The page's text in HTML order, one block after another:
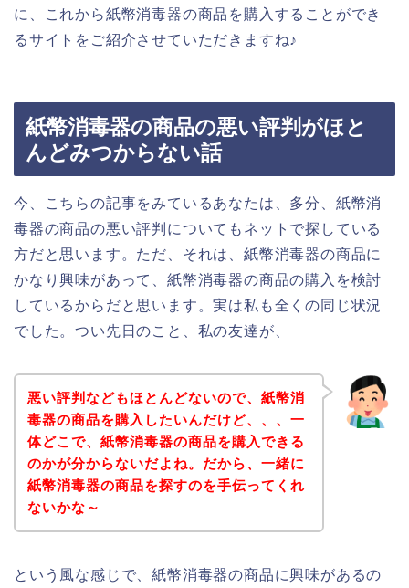
に、これから紙幣消毒器の商品を購入することができ
るサイトをご紹介させていただきますね♪
紙幣消毒器の商品の悪い評判がほと
んどみつからない話
今、こちらの記事をみているあなたは、多分、紙幣消
毒器の商品の悪い評判についてもネットで探している
方だと思います。ただ、それは、紙幣消毒器の商品に
かなり興味があって、紙幣消毒器の商品の購入を検討
しているからだと思います。実は私も全くの同じ状況
でした。つい先日のこと、私の友達が、
悪い評判などもほとんどないので、紙幣消
毒器の商品を購入したいんだけど、、、一
体どこで、紙幣消毒器の商品を購入できる
のかが分からないだよね。だから、一緒に
紙幣消毒器の商品を探すのを手伝ってくれ
ないかな～
という風な感じで、紙幣消毒器の商品に興味があるの